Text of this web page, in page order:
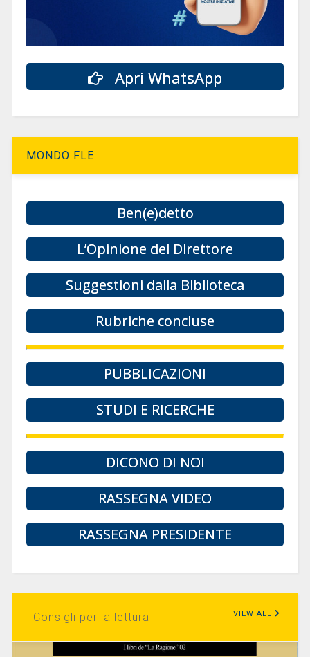
Apri WhatsApp
MONDO FLE
Ben(e)detto
L’Opinione del Direttore
Suggestioni dalla Biblioteca
Rubriche concluse
PUBBLICAZIONI
STUDI E RICERCHE
DICONO DI NOI
RASSEGNA VIDEO
RASSEGNA PRESIDENTE
Consigli per la lettura VIEW ALL